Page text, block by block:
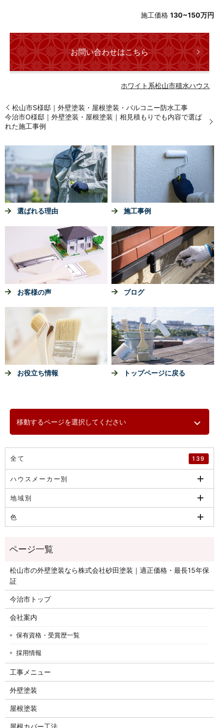
施工価格 130~150万円
お問い合わせはこちら
ホワイト系松山市積水ハウス
松山市S様邸｜外壁塗装・屋根塗装・バルコニー防水工事
今治市O様邸｜外壁塗装・屋根塗装｜相見積もりでも内容で選ば
れた施工事例
選ばれる理由 施工事例
お客様の声 ブログ
お役立ち情報 トップページに戻る
移動するページを選択してください
全て 139
ハウスメーカー別
地域別
色
松山市の外壁塗装なら株式会社砂田塗装｜適正価格・最長15年保
証
今治市トップ
会社案内
保有資格・受賞歴一覧
採用情報
工事メニュー
外壁塗装
屋根塗装
屋根カバー工法